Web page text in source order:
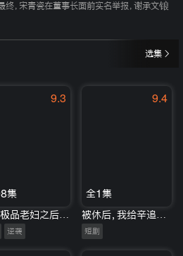
终，宋青瓷在董事长面前实名举报，谢承文锒
选集
9.3
集
逆袭
9.4
全1集
短剧